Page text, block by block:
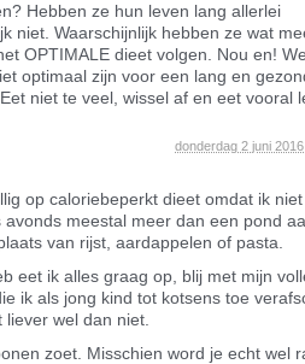
Hebben ze hun leven lang allerlei
niet. Waarschijnlijk hebben ze wat
OPTIMALE dieet volgen. Nou en!
optimaal zijn voor een lang en
niet te veel, wissel af en eet vooral
donderdag 2 juni 2016
op caloriebeperkt dieet omdat ik
avonds meestal meer dan een pond
van rijst, aardappelen of pasta.
eet ik alles graag op, blij met mijn
ik als jong kind tot kotsens toe
wel dan niet.
zoet. Misschien word je echt wel